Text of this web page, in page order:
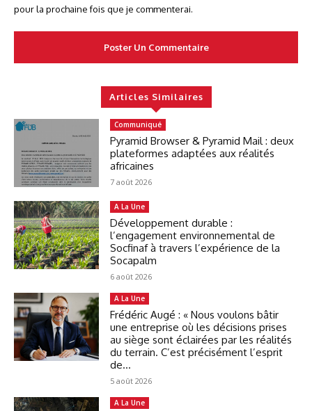
pour la prochaine fois que je commenterai.
Articles Similaires
Communiqué
Pyramid Browser & Pyramid Mail : deux
plateformes adaptées aux réalités
africaines
7 août 2026
A La Une
Développement durable :
l’engagement environnemental de
Socfinaf à travers l’expérience de la
Socapalm
6 août 2026
A La Une
Frédéric Augé : « Nous voulons bâtir
une entreprise où les décisions prises
au siège sont éclairées par les réalités
du terrain. C’est précisément l’esprit
de...
5 août 2026
A La Une